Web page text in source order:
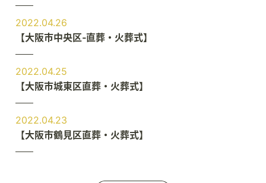
2022.04.26
【大阪市中央区‐直葬・火葬式】
2022.04.25
【大阪市城東区直葬・火葬式】
2022.04.23
【大阪市鶴見区直葬・火葬式】